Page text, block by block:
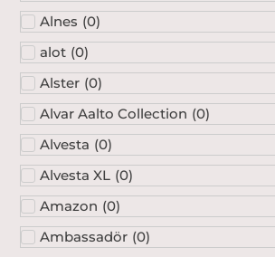
Alnes (0)
alot (0)
Alster (0)
Alvar Aalto Collection (0)
Alvesta (0)
Alvesta XL (0)
Amazon (0)
Ambassadör (0)